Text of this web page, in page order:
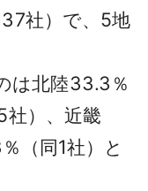
37社）で、5地
は北陸33.3％
社）、近畿
（同1社）と